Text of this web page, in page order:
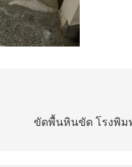
ขัดพื้นหินขัด โรงพิมพ์